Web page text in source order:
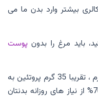
خوردن پوست مرغ، حدود 100 کالری بیشتر وارد بدن ما می
باید مرغ را بدون پوست
با خوردن یک سینه به مقدار 133 گرم ، تقریبا 35 گرم پروتئین به
بدن خود می رسانید ، که در واقع 70% از نیاز های روزانه بدنتان